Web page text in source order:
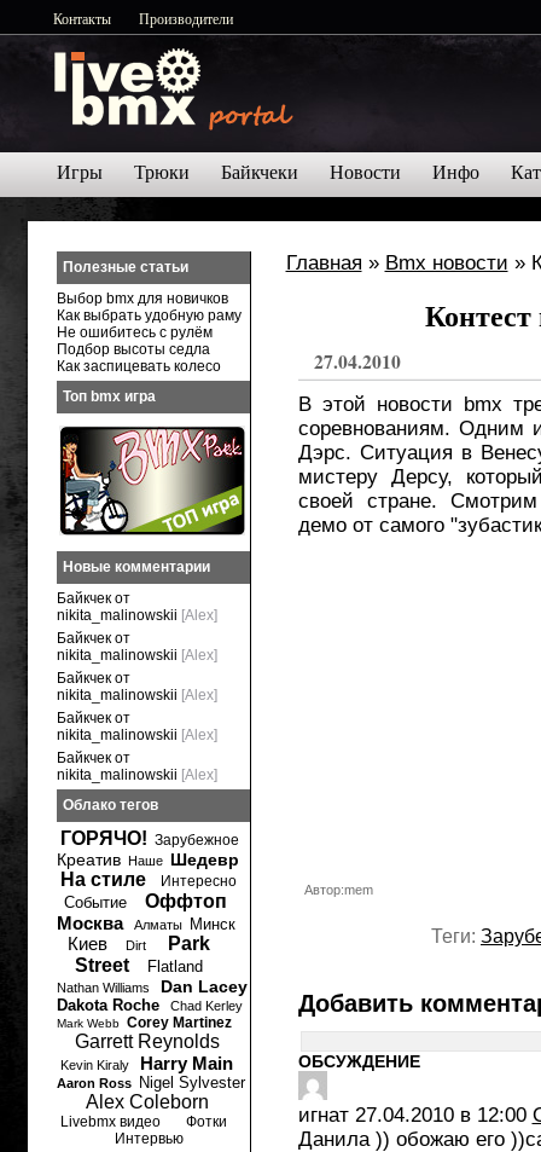
Контакты Производители
Игры Трюки Байкчеки Новости Инфо
Главная » Bmx новости »
Контест
27.04.2010
В этой новости bmx
соревнованиям. Одним
Дэрс. Ситуация в
мистеру Дерсу,
своей стране.
демо от самого
Автор:mem
Теги:
Добавить
ОБСУЖДЕНИЕ
игнат 27.04.2010 в 12:00
Данила )) обожаю его
Полезные статьи
Выбор bmx для новичков
Как выбрать удобную раму
Не ошибитесь с рулём
Подбор высоты седла
Как заспицевать колесо
Топ bmx игра
Новые комментарии
Байкчек от
nikita_malinowskii [Alex]
Байкчек от
nikita_malinowskii [Alex]
Байкчек от
nikita_malinowskii [Alex]
Байкчек от
nikita_malinowskii [Alex]
Байкчек от
nikita_malinowskii [Alex]
Облако тегов
ГОРЯЧО! Зарубежное
Креатив Наше Шедевр
На стиле Интересно
Событие
Оффтоп
Москва
Алматы Минск
Киев Dirt
Park
Street
Flatland
Nathan Williams Dan Lacey
Dakota Roche Chad Kerley
Mark Webb Corey Martinez
Garrett Reynolds
Kevin Kiraly Harry Main
Aaron Ross Nigel Sylvester
Alex Coleborn
Livebmx видео
Фотки
Интервью